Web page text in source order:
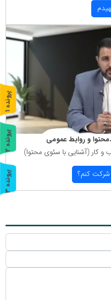
و روابط عمومی
كار (آشنایی با سئوی محتوا)
كنم؟
پ
ر
و
ن
د
ه
1
پ
ر
و
ن
د
ه
2
پ
ر
و
ن
د
ه
3